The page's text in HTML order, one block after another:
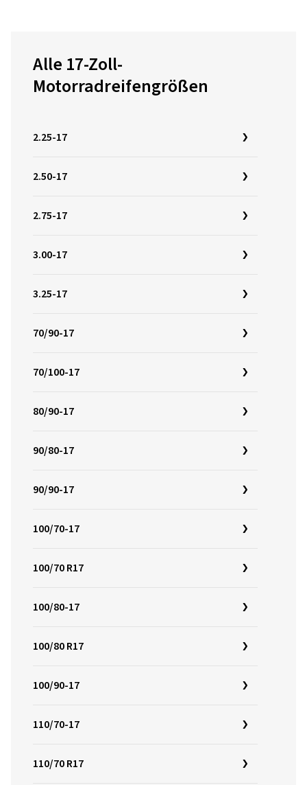
Alle 17-Zoll-
Motorradreifengrößen
2.25-17
2.50-17
2.75-17
3.00-17
3.25-17
70/90-17
70/100-17
80/90-17
90/80-17
90/90-17
100/70-17
100/70 R17
100/80-17
100/80 R17
100/90-17
110/70-17
110/70 R17